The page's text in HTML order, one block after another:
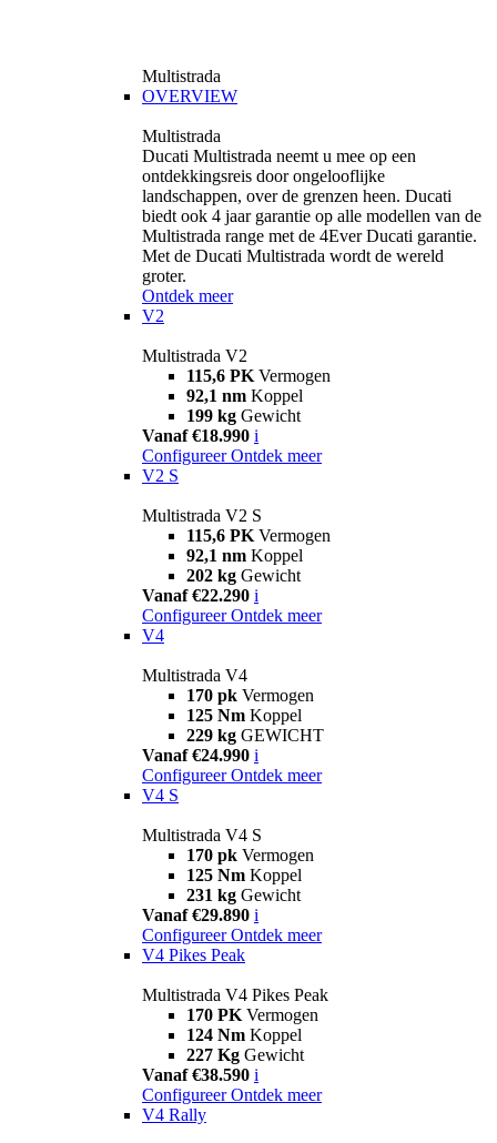
Multistrada
OVERVIEW
Multistrada
Ducati Multistrada neemt u mee op een
ontdekkingsreis door ongelooflijke
landschappen, over de grenzen heen. Ducati
biedt ook 4 jaar garantie op alle modellen van de
Multistrada range met de 4Ever Ducati garantie.
Met de Ducati Multistrada wordt de wereld
groter.
Ontdek meer
V2
Multistrada V2
115,6 PK Vermogen
92,1 nm Koppel
199 kg Gewicht
Vanaf €18.990 i
Configureer Ontdek meer
V2 S
Multistrada V2 S
115,6 PK Vermogen
92,1 nm Koppel
202 kg Gewicht
Vanaf €22.290 i
Configureer Ontdek meer
V4
Multistrada V4
170 pk Vermogen
125 Nm Koppel
229 kg GEWICHT
Vanaf €24.990 i
Configureer Ontdek meer
V4 S
Multistrada V4 S
170 pk Vermogen
125 Nm Koppel
231 kg Gewicht
Vanaf €29.890 i
Configureer Ontdek meer
V4 Pikes Peak
Multistrada V4 Pikes Peak
170 PK Vermogen
124 Nm Koppel
227 Kg Gewicht
Vanaf €38.590 i
Configureer Ontdek meer
V4 Rally